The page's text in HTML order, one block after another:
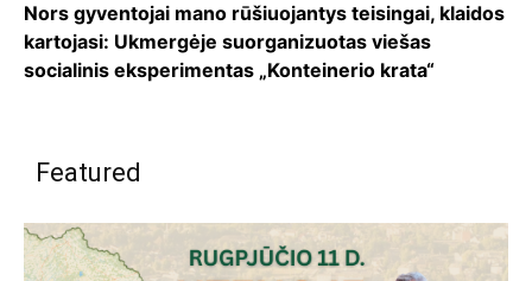
Nors gyventojai mano rūšiuojantys teisingai, klaidos
kartojasi: Ukmergėje suorganizuotas viešas
socialinis eksperimentas „Konteinerio krata“
Featured